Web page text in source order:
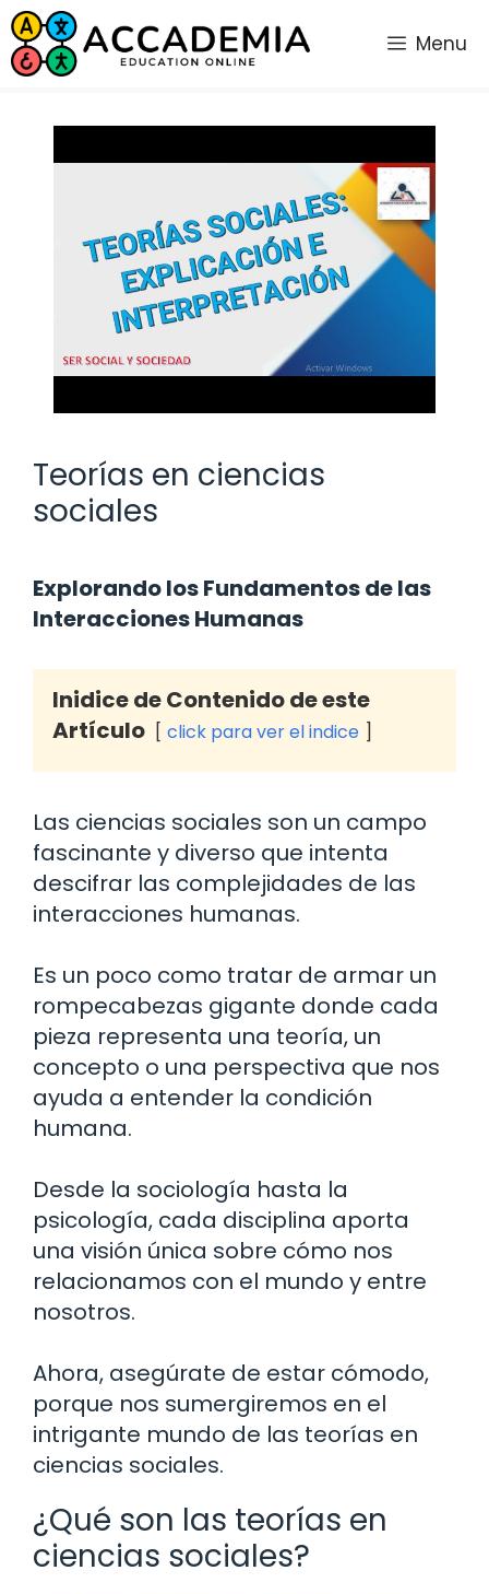
Saltar
al
contenido
Menu
Teorías en ciencias
sociales
Explorando los Fundamentos de las
Interacciones Humanas
Inidice de Contenido de este
Artículo
click para ver el indice
Las ciencias sociales son un campo
fascinante y diverso que intenta
descifrar las complejidades de las
interacciones humanas.
Es un poco como tratar de armar un
rompecabezas gigante donde cada
pieza representa una teoría, un
concepto o una perspectiva que nos
ayuda a entender la condición
humana.
Desde la sociología hasta la
psicología, cada disciplina aporta
una visión única sobre cómo nos
relacionamos con el mundo y entre
nosotros.
Ahora, asegúrate de estar cómodo,
porque nos sumergiremos en el
intrigante mundo de las teorías en
ciencias sociales.
¿Qué son las teorías en
ciencias sociales?